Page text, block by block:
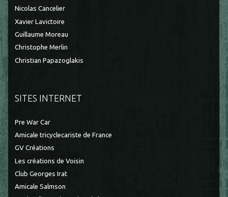
Nicolas Cancelier
Xavier Lavictoire
Guillaume Moreau
Christophe Merlin
Christian Papazoglakis
SITES INTERNET
Pre War Car
Amicale tricyclecariste de France
GV Créations
Les créations de Voisin
Club Georges Irat
Amicale Salmson